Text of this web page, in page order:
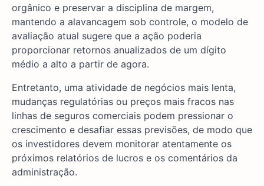
orgânico e preservar a disciplina de margem,
mantendo a alavancagem sob controle, o modelo de
avaliação atual sugere que a ação poderia
proporcionar retornos anualizados de um dígito
médio a alto a partir de agora.
Entretanto, uma atividade de negócios mais lenta,
mudanças regulatórias ou preços mais fracos nas
linhas de seguros comerciais podem pressionar o
crescimento e desafiar essas previsões, de modo que
os investidores devem monitorar atentamente os
próximos relatórios de lucros e os comentários da
administração.